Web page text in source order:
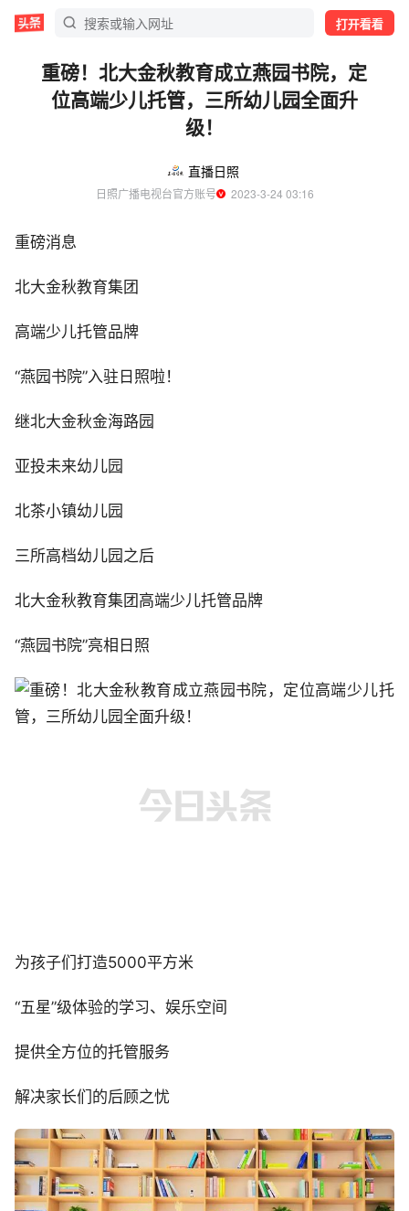
打开看看
重磅！北大金秋教育成立燕园书院，定
位高端少儿托管，三所幼儿园全面升
级！
直播日照
日照广播电视台官方账号
  2023-3-24 03:16
重磅消息
北大金秋教育集团
高端少儿托管品牌
“燕园书院”入驻日照啦！
继北大金秋金海路园
亚投未来幼儿园
北茶小镇幼儿园
三所高档幼儿园之后
北大金秋教育集团高端少儿托管品牌
“燕园书院”亮相日照
为孩子们打造5000平方米
“五星”级体验的学习、娱乐空间
提供全方位的托管服务
解决家长们的后顾之忧